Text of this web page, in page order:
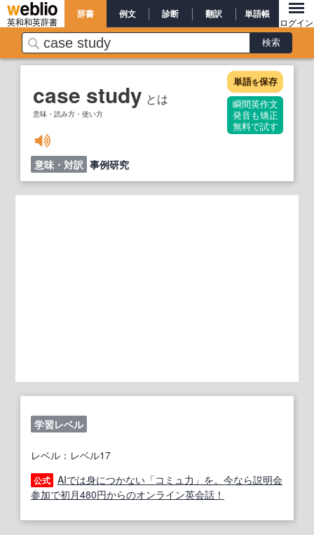
英和和英辞書
辞書 例文 診断 翻訳 単語帳
ログイン
case study とは
意味・読み方・使い方
単語を保存
瞬間英作文
発音も矯正
無料で試す
意味・対訳 事例研究
学習レベル
レベル：レベル17
公式 AIでは身につかない「コミュ力」を。今なら説明会
参加で初月480円からのオンライン英会話！